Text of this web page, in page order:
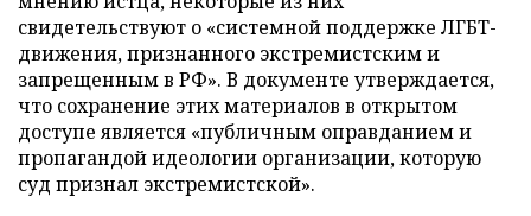
свидетельствуют о «системной поддержке ЛГБТ-
движения, признанного экстремистским и
запрещенным в РФ». В документе утверждается,
что сохранение этих материалов в открытом
доступе является «публичным оправданием и
пропагандой идеологии организации, которую
суд признал экстремистской».